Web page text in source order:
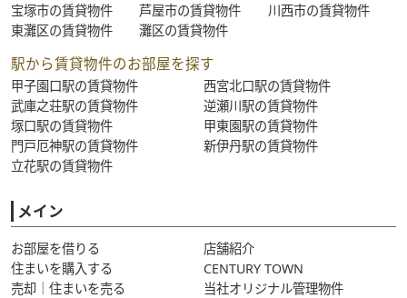
宝塚市の賃貸物件
芦屋市の賃貸物件
川西市の賃貸物件
東灘区の賃貸物件
灘区の賃貸物件
駅から賃貸物件のお部屋を探す
甲子園口駅の賃貸物件
西宮北口駅の賃貸物件
武庫之荘駅の賃貸物件
逆瀬川駅の賃貸物件
塚口駅の賃貸物件
甲東園駅の賃貸物件
門戸厄神駅の賃貸物件
新伊丹駅の賃貸物件
立花駅の賃貸物件
メイン
お部屋を借りる
店舗紹介
住まいを購入する
CENTURY TOWN
売却｜住まいを売る
当社オリジナル管理物件